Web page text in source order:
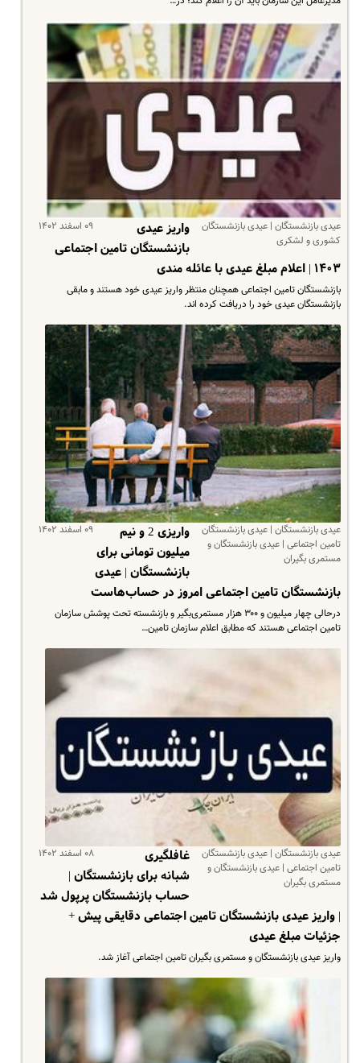
عیدی بازنشستگان | عیدی بازنشستگان
کشوری و لشکری
۰۹ اسفند ۱۴۰۲
واریز عیدی
بازنشستگان تامین اجتماعی
۱۴۰۳ | اعلام مبلغ عیدی با عائله مندی
بازنشستگان تامین اجتماعی همچنان منتظر واریز عیدی خود هستند و مابقی
بازنشستگان عیدی خود را دریافت کرده اند.
عیدی بازنشستگان | عیدی بازنشستگان
تامین اجتماعی | عیدی بازنشستگان و
مستمری بگیران
۰۹ اسفند ۱۴۰۲
واریزی 2 و نیم
میلیون تومانی برای
بازنشستگان | عیدی
بازنشستگان تامین اجتماعی امروز در حساب‌هاست
درحالی چهار میلیون و ۳۰۰ هزار مستمری‌بگیر و بازنشسته تحت پوشش سازمان
تامین اجتماعی هستند که مطابق اعلام سازمان تامین…
عیدی بازنشستگان | عیدی بازنشستگان
تامین اجتماعی | عیدی بازنشستگان و
مستمری بگیران
۰۸ اسفند ۱۴۰۲
غافلگیری
شبانه برای بازنشستگان |
حساب بازنشستگان پرپول شد
| واریز عیدی بازنشستگان تامین اجتماعی دقایقی پیش +
جزئیات مبلغ عیدی
واریز عیدی بازنشستگان و مستمری بگیران تامین اجتماعی آغاز شد.